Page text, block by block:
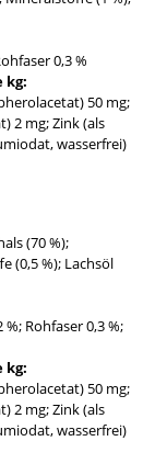
0,3 %
kg:
50 mg;
2 mg; Zink (als
wasserfrei)
(70 %);
(0,5 %); Lachsöl
Rohfaser 0,3 %;
kg:
50 mg;
2 mg; Zink (als
wasserfrei)